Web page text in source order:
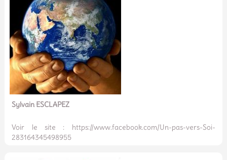
Sylvain ESCLAPEZ
Voir le site : https://www.facebook.com/Un-pas-vers-Soi-
283164345498955